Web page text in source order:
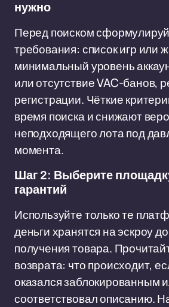
нужно
Перед поиском
требования: список игр или
минимальный уровень
или отсутствие VAC-банов,
регистрации. Чёткие
время поиска и снижают
неподходящего лота под
момента.
Шаг 2: Выберите
гарантий
Используйте только те
деньги хранятся на эскроу
получения товара.
возврата: что происходит,
оказался заблокированным
соответствовал описанию.